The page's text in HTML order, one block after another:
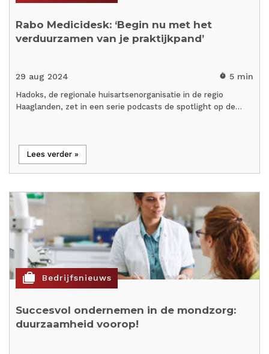
Rabo Medicidesk: ‘Begin nu met het
verduurzamen van je praktijkpand’
29 aug 2024 timer 5 min
Hadoks, de regionale huisartsenorganisatie in de regio
Haaglanden, zet in een serie podcasts de spotlight op de…
Lees verder »
cases Bedrijfsnieuws
Succesvol ondernemen in de mondzorg:
duurzaamheid voorop!